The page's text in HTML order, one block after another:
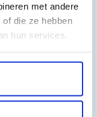
met andere
die ze hebben
hun services.
Canon pixma
mp970, Canon